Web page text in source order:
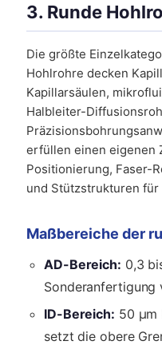
3. Runde
Die größte
Hohlrohre decken
Kapillarsäulen,
Halbleiter-
erfüllen einen eigenen
Positionierung, Faser-
und Stützstrukturen
Maßbereiche der
AD-Bereich: 0,3
Sonderanfertigung
ID-Bereich: 50 µm
setzt die obere